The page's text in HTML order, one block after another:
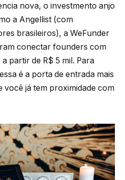
nova, o investmento anjo
a Angellist (com
brasileiros), a WeFunder
conectar founders com
partir de R$ 5 mil. Para
é a porta de entrada mais
você já tem proximidade com